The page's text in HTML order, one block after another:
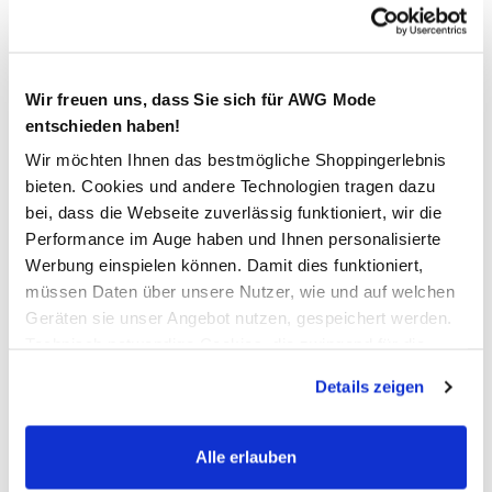
Wir freuen uns, dass Sie sich für AWG Mode
entschieden haben!
Wir möchten Ihnen das bestmögliche Shoppingerlebnis
bieten. Cookies und andere Technologien tragen dazu
bei, dass die Webseite zuverlässig funktioniert, wir die
Performance im Auge haben und Ihnen personalisierte
Werbung einspielen können. Damit dies funktioniert,
müssen Daten über unsere Nutzer, wie und auf welchen
Geräten sie unser Angebot nutzen, gespeichert werden.
werden, werden bei der Nutzung der Webseite auf jeden
Fall gesetzt. Cookies von Drittanbietern für Analyse- oder
Trackingzwecke werden nur dann aktiviert, wenn Sie das
Details zeigen
Alle erlauben
Zur Wunschliste hinzufügen
Herren Textilgürtel mit Metallschließe
robuster Arbeits-Gürtel von Southern Territory